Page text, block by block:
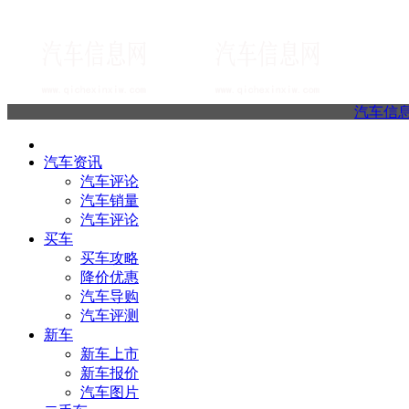
汽车信
汽车资讯
汽车评论
汽车销量
汽车评论
买车
买车攻略
降价优惠
汽车导购
汽车评测
新车
新车上市
新车报价
汽车图片